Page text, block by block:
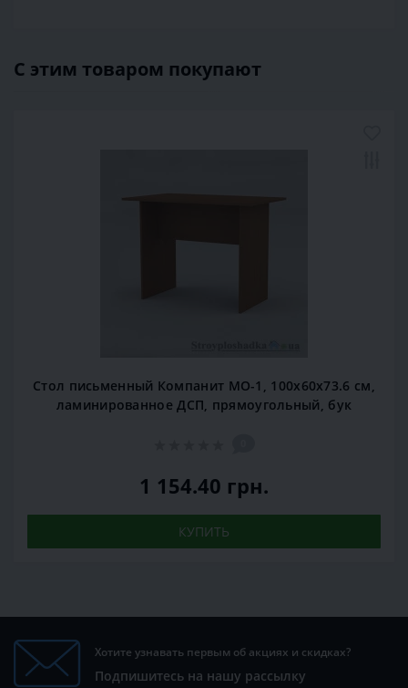
С этим товаром покупают
Стол письменный Компанит МО-1, 100х60х73.6 см,
ламинированное ДСП, прямоугольный, бук
1 154.40 грн.
КУПИТЬ
Хотите узнавать первым об акциях и скидках?
Подпишитесь на нашу рассылку